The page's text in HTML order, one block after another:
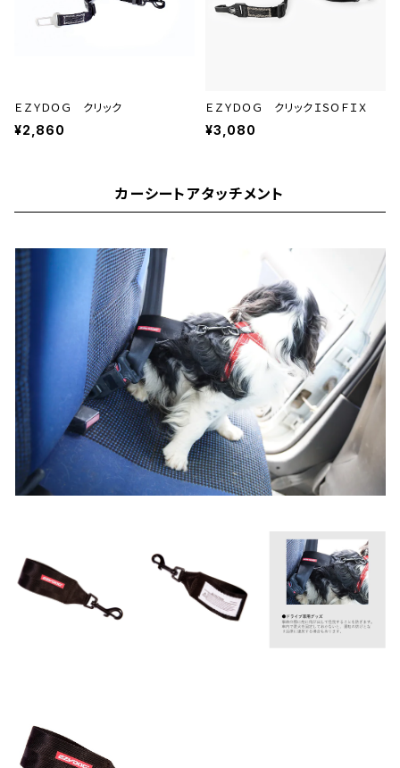
ＥＺＹＤＯＧ クリック
¥2,860
ＥＺＹＤＯＧ クリックＩＳＯＦＩＸ
¥3,080
カーシートアタッチメント